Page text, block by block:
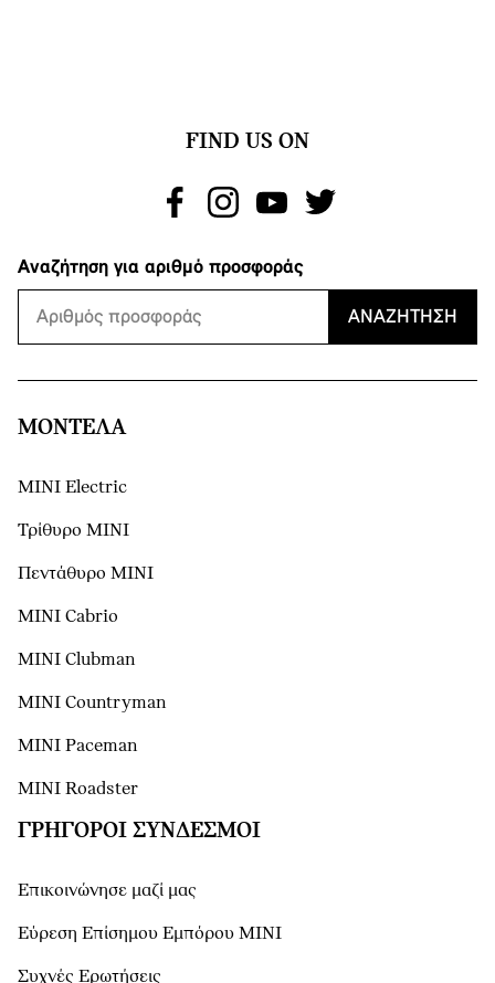
FIND US ON
Αναζήτηση για αριθμό προσφοράς
ΑΝΑΖΉΤΗΣΗ
ΜΟΝΤΕΛΑ
MINI Electric
Τρίθυρο MINI
Πεντάθυρο MINI
MINI Cabrio
MINI Clubman
MINI Countryman
MINI Paceman
MINI Roadster
ΓΡΉΓΟΡΟΙ ΣΎΝΔΕΣΜΟΙ
Επικοινώνησε μαζί μας
Εύρεση Επίσημου Εμπόρου ΜΙΝΙ
Συχνές Ερωτήσεις